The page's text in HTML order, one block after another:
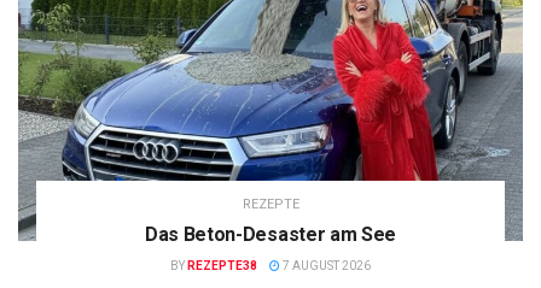
REZEPTE
Das Beton-Desaster am See
BY REZEPTE38 7 AUGUST 2026